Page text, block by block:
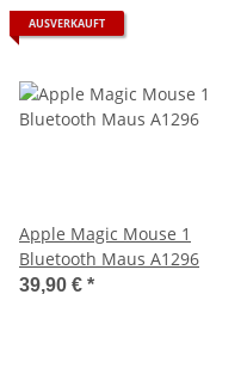
AUSVERKAUFT
Apple Magic Mouse 1
Bluetooth Maus A1296
39,90 € *